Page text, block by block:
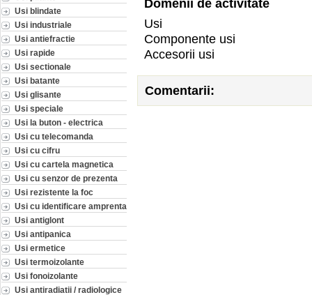
Usi blindate
Usi industriale
Usi antiefractie
Usi rapide
Usi sectionale
Usi batante
Usi glisante
Usi speciale
Usi la buton - electrica
Usi cu telecomanda
Usi cu cifru
Usi cu cartela magnetica
Usi cu senzor de prezenta
Usi rezistente la foc
Usi cu identificare amprenta
Usi antiglont
Usi antipanica
Usi ermetice
Usi termoizolante
Usi fonoizolante
Usi antiradiatii / radiologice
Domenii de activitate
Usi
Componente usi
Accesorii usi
Comentarii: